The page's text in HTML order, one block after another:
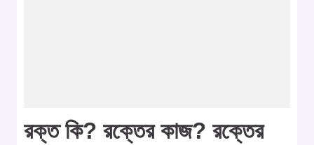
রক্ত কি? রক্তের কাজ? রক্তের